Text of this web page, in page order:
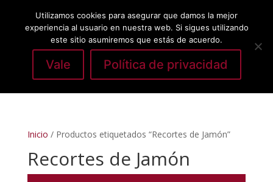
Seleccionar página
Inicio / Productos etiquetados “Recortes de Jamón”
Recortes de Jamón
Utilizamos cookies para asegurar que damos la mejor
experiencia al usuario en nuestra web. Si sigues utilizando
este sitio asumiremos que estás de acuerdo.
Vale Política de privacidad